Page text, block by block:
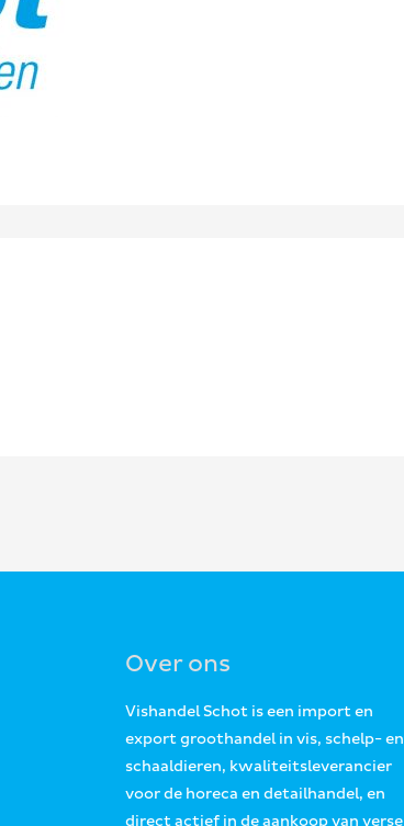
Over ons
Vishandel Schot is een import en
export groothandel in vis, schelp- en
schaaldieren, kwaliteitsleverancier
voor de horeca en detailhandel, en
direct actief in de aankoop van verse